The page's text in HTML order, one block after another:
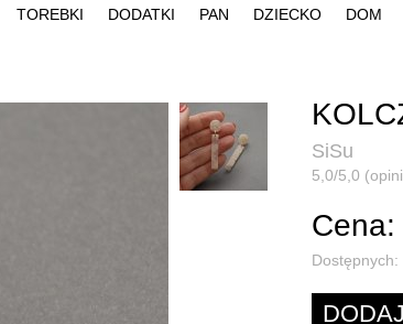
TOREBKI DODATKI PAN DZIECKO DOM
SiSu
5,0/5,0
Cena:
Dostępnych: